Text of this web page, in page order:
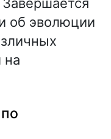
об эволюции
на